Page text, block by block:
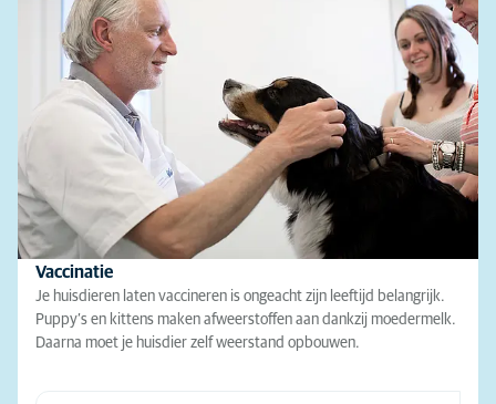
Vaccinatie
Je huisdieren laten vaccineren is ongeacht zijn leeftijd belangrijk.
Puppy’s en kittens maken afweerstoffen aan dankzij moedermelk.
Daarna moet je huisdier zelf weerstand opbouwen.